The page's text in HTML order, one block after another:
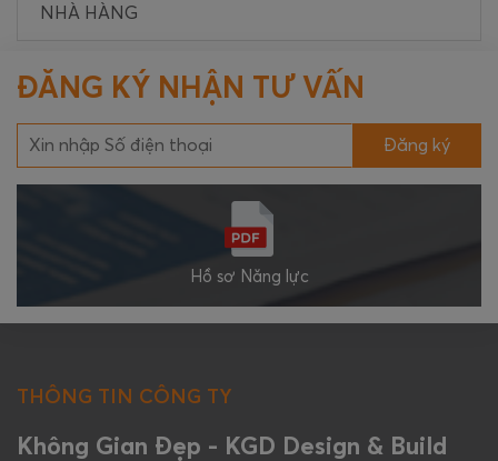
NHÀ HÀNG
ĐĂNG KÝ NHẬN TƯ VẤN
Đăng ký
Hồ sơ Năng lực
THÔNG TIN CÔNG TY
Không Gian Đẹp - KGD Design & Build